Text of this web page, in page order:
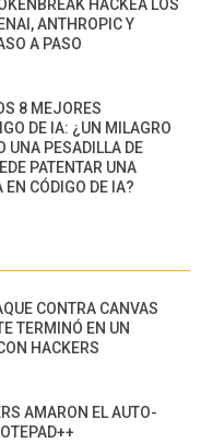
HACKEA LOS
ANTHROPIC Y
A PASO
8 MEJORES
DE IA: ¿UN MILAGRO
UNA PESADILLA DE
PATENTAR UNA
CÓDIGO DE IA?
CONTRA CANVAS
TERMINÓ EN UN
HACKERS
AMARON EL AUTO-